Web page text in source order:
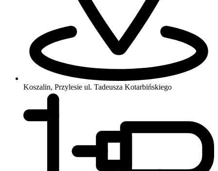
Koszalin, Przylesie ul. Tadeusza Kotarbińskiego